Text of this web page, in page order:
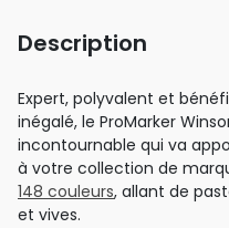
Description
Expert, polyvalent et
inégalé, le ProMarker
incontournable qui va
à votre collection de
148 couleurs, allant de
et vives.